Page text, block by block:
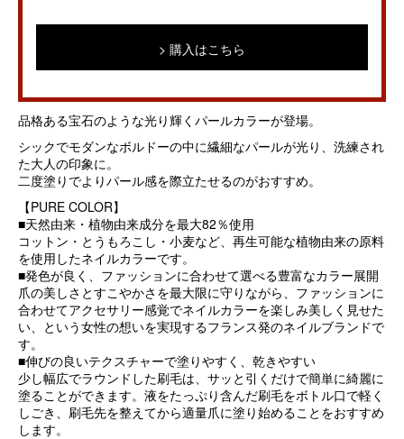
購入はこちら
品格ある宝石のような光り輝くパールカラーが登場。
シックでモダンなボルドーの中に繊細なパールが光り、洗練され
た大人の印象に。
二度塗りでよりパール感を際立たせるのがおすすめ。
【PURE COLOR】
■天然由来・植物由来成分を最大82％使用
コットン・とうもろこし・小麦など、再生可能な植物由来の原料
を使用したネイルカラーです。
■発色が良く、ファッションに合わせて選べる豊富なカラー展開
爪の美しさとすこやかさを最大限に守りながら、ファッションに
合わせてアクセサリー感覚でネイルカラーを楽しみ美しく見せた
い、という女性の想いを実現するフランス発のネイルブランドで
す。
■伸びの良いテクスチャーで塗りやすく、乾きやすい
少し幅広でラウンドした刷毛は、サッと引くだけで簡単に綺麗に
塗ることができます。液をたっぷり含んだ刷毛をボトル口で軽く
しごき、刷毛先を整えてから適量爪に塗り始めることをおすすめ
します。